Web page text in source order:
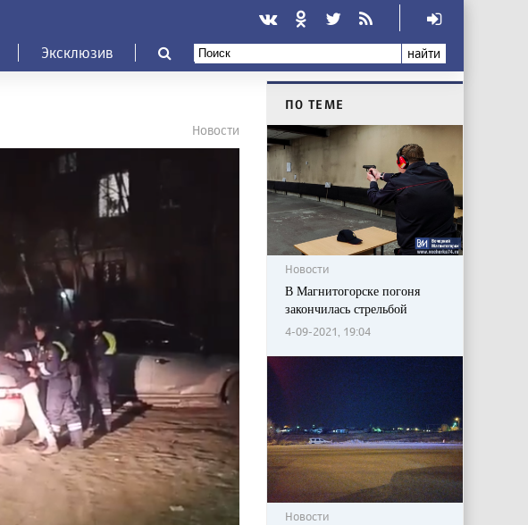
Эксклюзив найти
Новости
ПО ТЕМЕ
Новости
В Магнитогорске погоня
закончилась стрельбой
4-09-2021, 19:04
Новости